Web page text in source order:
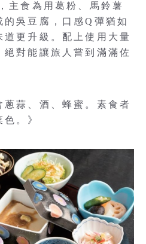
主食為用葛粉、馬鈴薯
吳豆腐，口感Q彈猶如
更升級。配上使用大量
對能讓旅人嘗到滿滿佐
蔥蒜、酒、蜂蜜。素食者
。》